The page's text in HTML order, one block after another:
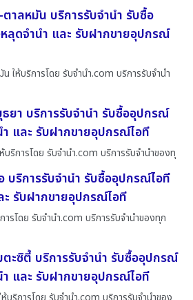
าลหมัน บริการรับจำนำ รับซื้อ
ลุดจำนำ และ รับฝากขายอุปกรณ์
ให้บริการโดย รับจํานํา.com บริการรับจำนำ
ยา บริการรับจำนำ รับซื้ออุปกรณ์
และ รับฝากขายอุปกรณ์ไอที
ริการโดย รับจํานํา.com บริการรับจำนำของทุ
บริการรับจำนำ รับซื้ออุปกรณ์ไอที
รับฝากขายอุปกรณ์ไอที
รโดย รับจํานํา.com บริการรับจำนำของทุก
ะซิตี้ บริการรับจำนำ รับซื้ออุปกรณ์
และ รับฝากขายอุปกรณ์ไอที